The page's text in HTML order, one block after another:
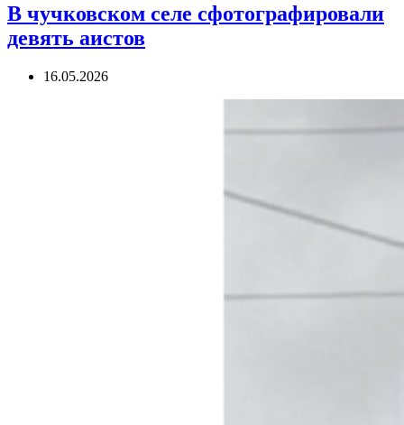
В чучковском селе сфотографировали
девять аистов
16.05.2026